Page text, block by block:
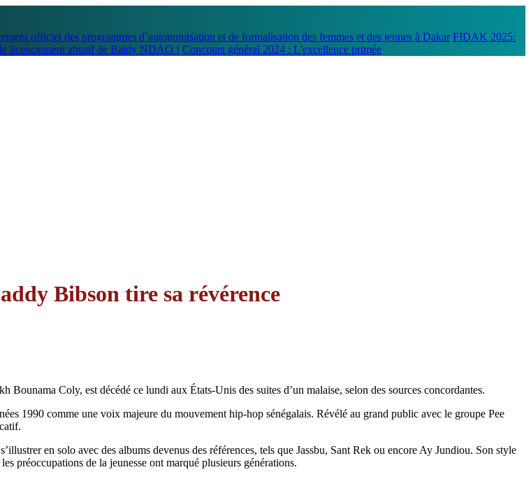
officiel des programmes d’autonomisation et de formalisation des femmes et des jeunes à Dakar FIDAK 2025:
licenciement abusif de Baidy NDAO ! Concours général 2024 : L'excellence primée
Bibson tire sa révérence
Coly, est décédé ce lundi aux États-Unis des suites d’un malaise, selon des sources concordantes.
1990 comme une voix majeure du mouvement hip-hop sénégalais. Révélé au grand public avec le groupe Pee
en solo avec des albums devenus des références, tels que Jassbu, Sant Rek ou encore Ay Jundiou. Son style
préoccupations de la jeunesse ont marqué plusieurs générations.